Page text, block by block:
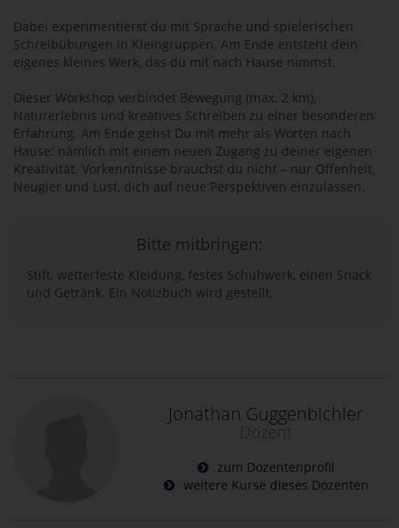
Dabei experimentierst du mit Sprache und spielerischen
Schreibübungen in Kleingruppen. Am Ende entsteht dein
eigenes kleines Werk, das du mit nach Hause nimmst.
Dieser Workshop verbindet Bewegung (max. 2 km),
Naturerlebnis und kreatives Schreiben zu einer besonderen
Erfahrung. Am Ende gehst Du mit mehr als Worten nach
Hause: nämlich mit einem neuen Zugang zu deiner eigenen
Kreativität. Vorkenntnisse brauchst du nicht – nur Offenheit,
Neugier und Lust, dich auf neue Perspektiven einzulassen.
Bitte mitbringen:
Stift, wetterfeste Kleidung, festes Schuhwerk, einen Snack
und Getränk. Ein Notizbuch wird gestellt.
Jonathan Guggenbichler
Dozent
zum Dozentenprofil
weitere Kurse dieses Dozenten